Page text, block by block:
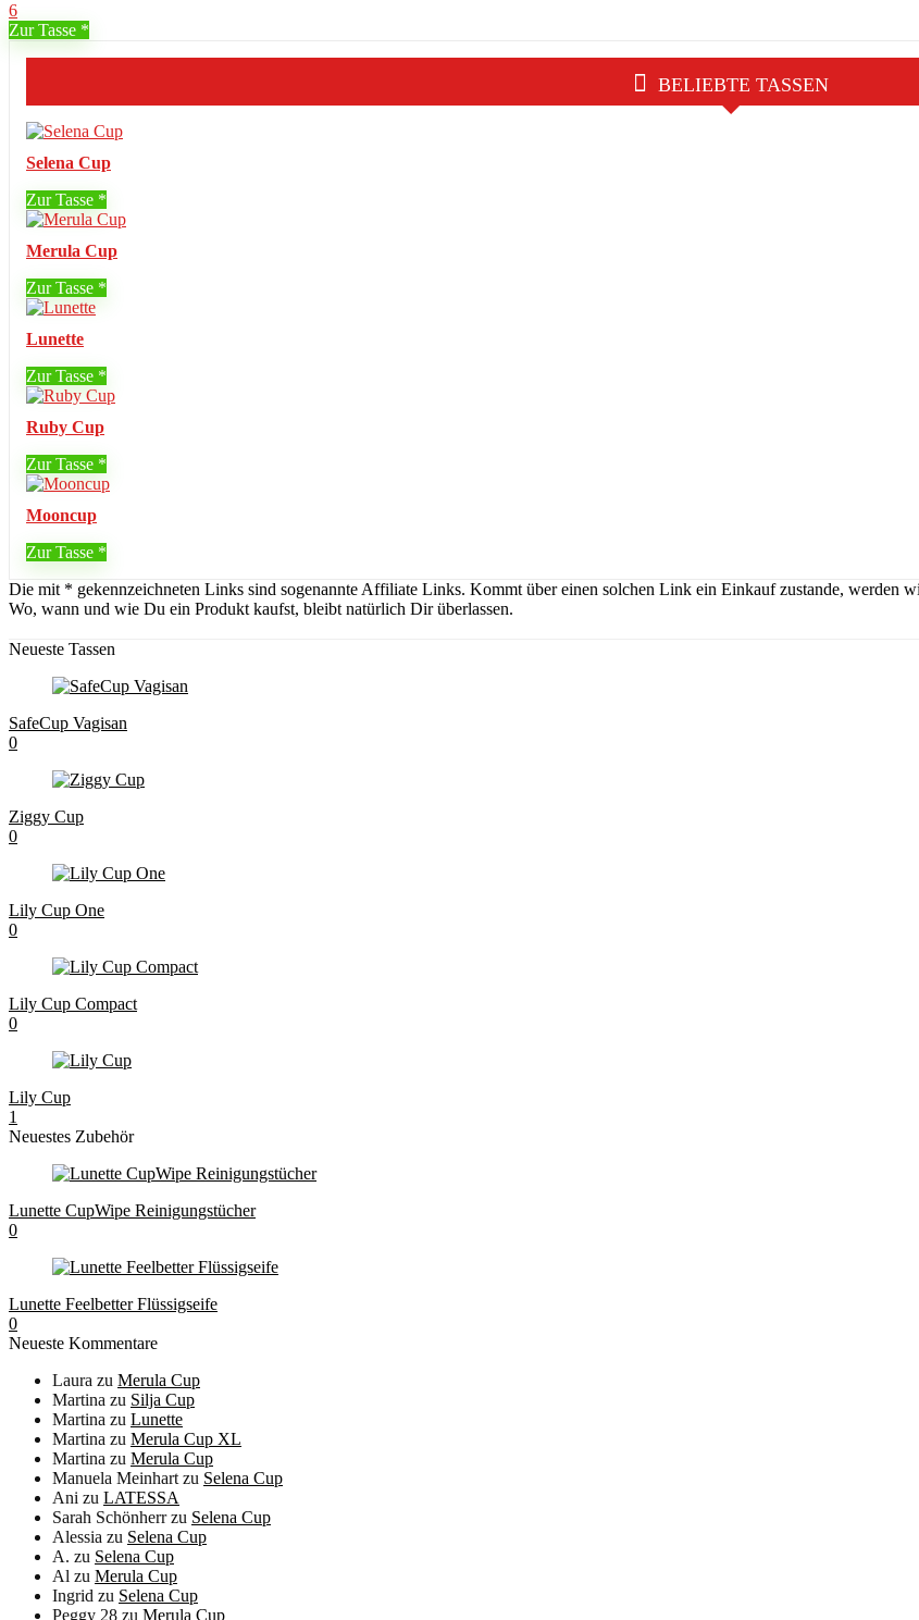
6
Zur Tasse
BELIEBTE TASSEN
Selena Cup
Zur Tasse
Merula Cup
Zur Tasse
Lunette
Zur Tasse
Ruby Cup
Zur Tasse
Mooncup
Zur Tasse
Die mit * gekennzeichneten Links sind sogenannte Affiliate Links. Kommt über einen solchen Link ein Einkauf zustande, werden
Wo, wann und wie Du ein Produkt kaufst, bleibt natürlich Dir überlassen.
Neueste Tassen
SafeCup Vagisan
0
Ziggy Cup
0
Lily Cup One
0
Lily Cup Compact
0
Lily Cup
1
Neuestes Zubehör
Lunette CupWipe Reinigungstücher
0
Lunette Feelbetter Flüssigseife
0
Neueste Kommentare
Laura zu Merula Cup
Martina zu Silja Cup
Martina zu Lunette
Martina zu Merula Cup XL
Martina zu Merula Cup
Manuela Meinhart zu Selena Cup
Ani zu LATESSA
Sarah Schönherrzu Selena Cup
Alessia zu Selena Cup
A. zu Selena Cup
Al zu Merula Cup
Ingrid zu Selena Cup
Peggy 28 zu Merula Cup